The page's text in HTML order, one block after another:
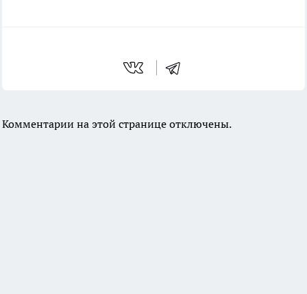
Комментарии на этой странице отключены.